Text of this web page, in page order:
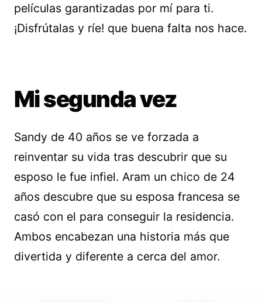
películas garantizadas por mí para ti.
¡Disfrútalas y ríe! que buena falta nos hace.
Mi segunda vez
Sandy de 40 años se ve forzada a
reinventar su vida tras descubrir que su
esposo le fue infiel. Aram un chico de 24
años descubre que su esposa francesa se
casó con el para conseguir la residencia.
Ambos encabezan una historia más que
divertida y diferente a cerca del amor.